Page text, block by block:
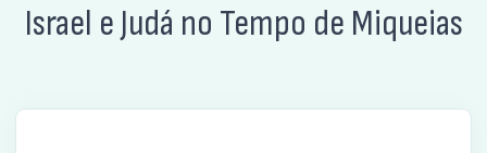
Israel e Judá no Tempo de Miqueias